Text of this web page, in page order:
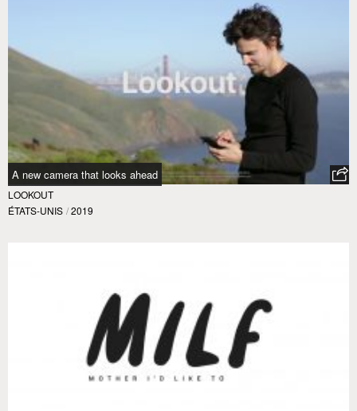
A new camera that looks ahead
LOOKOUT
ÉTATS-UNIS / 2019